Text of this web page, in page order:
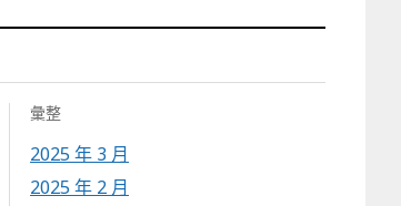
彙整
2025 年 3 月
2025 年 2 月